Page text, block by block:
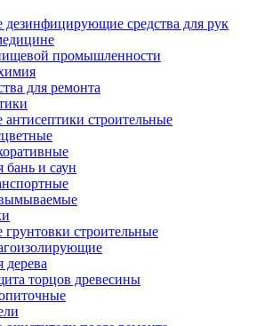
дезинфицирующие средства для рук
промышленности
для ремонта
антисептики строительные
бань и саун
грунтовки строительные
дерева
торцов древесины